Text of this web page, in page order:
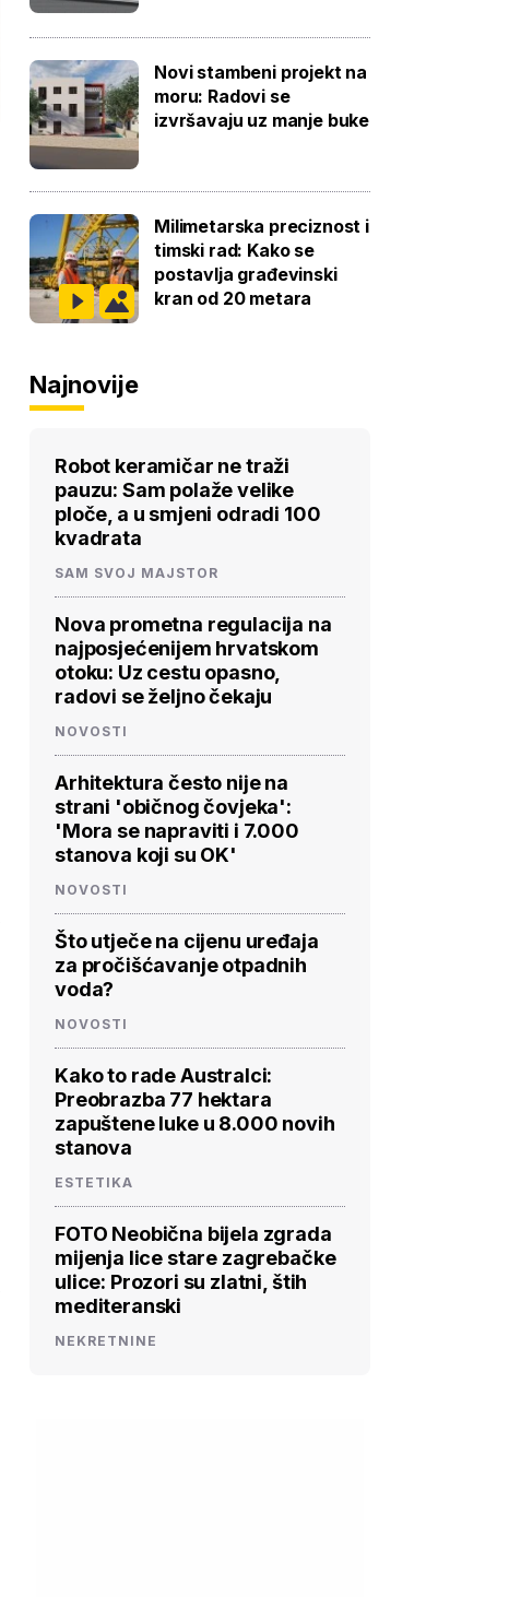
Novi stambeni projekt na
moru: Radovi se
izvršavaju uz manje buke
Milimetarska preciznost i
timski rad: Kako se
postavlja građevinski
kran od 20 metara
Najnovije
Robot keramičar ne traži
pauzu: Sam polaže velike
ploče, a u smjeni odradi 100
kvadrata
SAM SVOJ MAJSTOR
Nova prometna regulacija na
najposjećenijem hrvatskom
otoku: Uz cestu opasno,
radovi se željno čekaju
NOVOSTI
Arhitektura često nije na
strani 'običnog čovjeka':
'Mora se napraviti i 7.000
stanova koji su OK'
NOVOSTI
Što utječe na cijenu uređaja
za pročišćavanje otpadnih
voda?
NOVOSTI
Kako to rade Australci:
Preobrazba 77 hektara
zapuštene luke u 8.000 novih
stanova
ESTETIKA
FOTO Neobična bijela zgrada
mijenja lice stare zagrebačke
ulice: Prozori su zlatni, štih
mediteranski
NEKRETNINE